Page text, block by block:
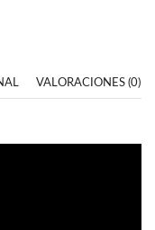
VALORACIONES (0)